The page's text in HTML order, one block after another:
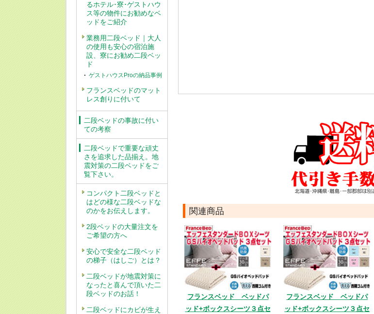
るホテル･寮･ゲストハウ
ス等の物件にお勧めなベ
ッドをご紹介
業務用二段ベッド｜大人
の使用も安心の宿泊施
設、寮にお勧め二段ベッ
ド
ゲストハウスProの納品事例
フランスベッドのマット
レス創りに付いて
二段ベッドの事故に付い
ての考察
二段ベッドで重要な頑丈
さを追求した品揃え。地
震対策の二段ベッドをご
覧下さい。
コンパクト二段ベッドと
はどの様な二段ベッドな
のかをお伝えします。
2段ベッドの大量注文を
ご希望の方へ
安心で安全な二段ベッド
の梯子（はしご）とは？
二段ベッドが地震対策に
なったと喜んで頂いた二
段ベッドのお話！
二段ベッドにカビが生え
関連商品
フランスベッド ベッドパ
ッド+ボックスシーツ３点セ
フランスベッド ベッドパ
ッド+ボックスシーツ３点セ